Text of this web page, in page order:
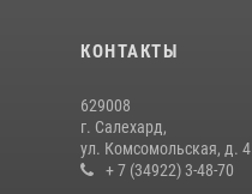
КОНТАКТЫ
629008
г. Салехард,
ул. Комсомольская, д. 4
+ 7 (34922) 3-48-70